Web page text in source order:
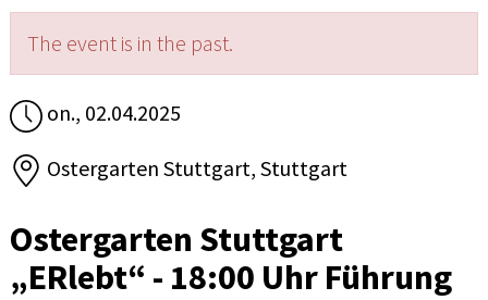
The event is in the past.
on., 02.04.2025
Ostergarten Stuttgart, Stuttgart
Ostergarten Stuttgart
„ERlebt“ - 18:00 Uhr Führung